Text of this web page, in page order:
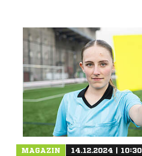
MAGAZIN 14.12.2024 | 10:30